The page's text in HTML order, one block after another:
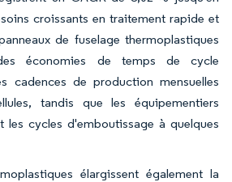
croissants en traitement rapide et
de fuselage thermoplastiques
économies de temps de cycle
cadences de production mensuelles
tandis que les équipementiers
les cycles d'emboutissage à quelques
élargissent également la